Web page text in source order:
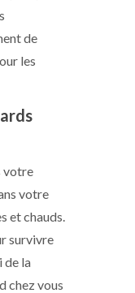
de
les
votre
votre
et chauds.
survivre
de la
chez vous